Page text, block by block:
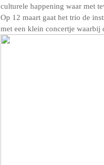
culturele happening waar met
Op 12 maart gaat het trio de
met een klein concertje waarbij